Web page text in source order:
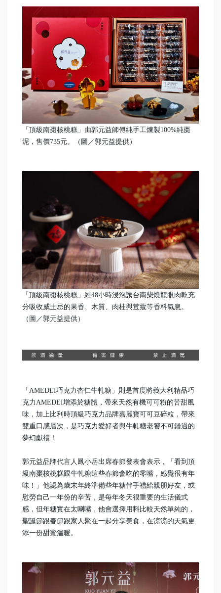
「頂級南棗核桃糕」由郭元益師傅純手工煉製100%純棗
泥，售價735元。（圖／郭元益提供）
「頂級南棗核桃糕」經48小時浸泡讓台南柴燒龍眼肉乾充
分吸收威士忌的果香、木質、肉桂與荳蔻等香料氣息。
（圖／郭元益提供）
「AMEDEI巧克力杏仁牛軋糖」則是首度將義大利精品巧
克力AMEDEI增添於糖體，帶來天然有機可可粉的苦甜風
味，加上比利時頂級巧克力品牌嘉麗寶可可豆碎粒，帶來
雙重口感層次，是巧克力愛好者與牛軋糖老饕不可錯過的
夢幻獻禮！
郭元益品牌代言人鳳小岳出席春節發表會表示，「看到頂
級南棗核桃糕跟牛軋糖這些春節會吃的零嘴，感覺很有年
味！」他認為歲末年終準備些年糖伴手禮給親朋好友，或
慰勞自己一年份的辛苦，是每年冬天很重要的生活儀式
感，但年糖實在太唰嘴，他會選擇用料比較天然單純的，
聖誕節跟春節跟家人聚在一起分享美食，在涼涼的天氣更
添一份甜蜜溫暖。